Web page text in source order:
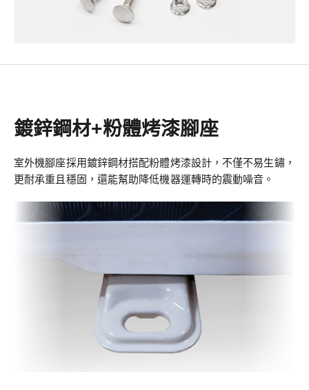
鍍鋅鋼材+粉體烤漆腳座
室外機腳座採用鍍鋅鋼材搭配粉體烤漆設計，不僅不易生鏽，
更耐承重且穩固，還能幫助降低機器運轉時的震動噪音。